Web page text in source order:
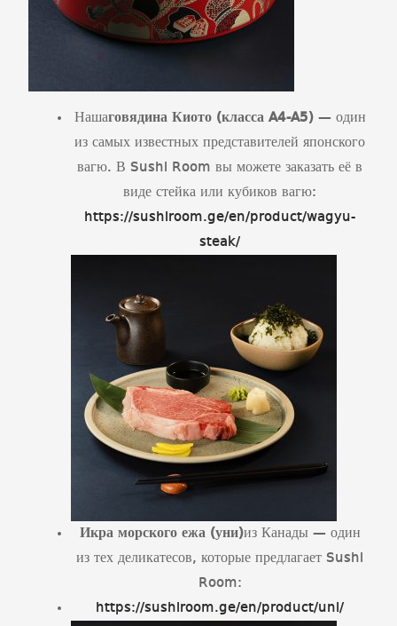
Нашаговядина Киото (класса A4-A5)— один
из самых известных представителей японского
вагю. В Sushi Room вы можете заказать её в
виде стейка или кубиков вагю:
https://sushiroom.ge/en/product/wagyu-
steak/
Икра морского ежа (уни)из Канады — один
из тех деликатесов, которые предлагает Sushi
Room:
https://sushiroom.ge/en/product/uni/